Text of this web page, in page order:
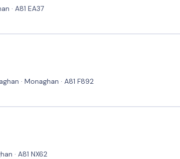
· A81 EA37
· Monaghan · A81 F892
· A81 NX62